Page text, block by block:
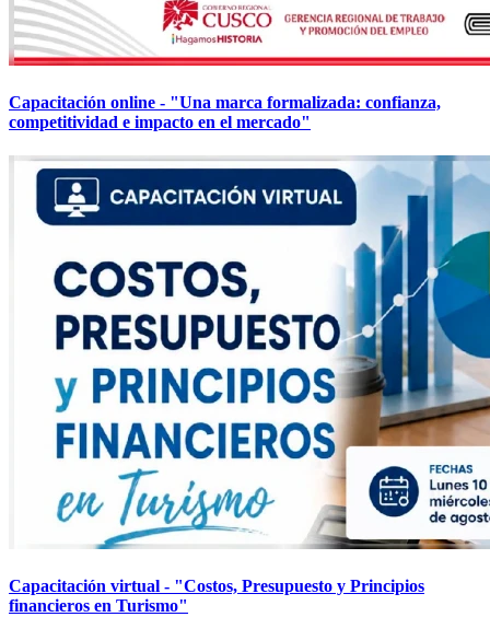
Capacitación online - "Una marca formalizada: confianza,
competitividad e impacto en el mercado"
Capacitación virtual - "Costos, Presupuesto y Principios
financieros en Turismo"